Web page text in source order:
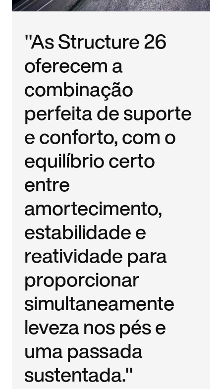
"As Structure 26
oferecem a
combinação
perfeita de suporte
e conforto, com o
equilíbrio certo
entre
amortecimento,
estabilidade e
reatividade para
proporcionar
simultaneamente
leveza nos pés e
uma passada
sustentada."